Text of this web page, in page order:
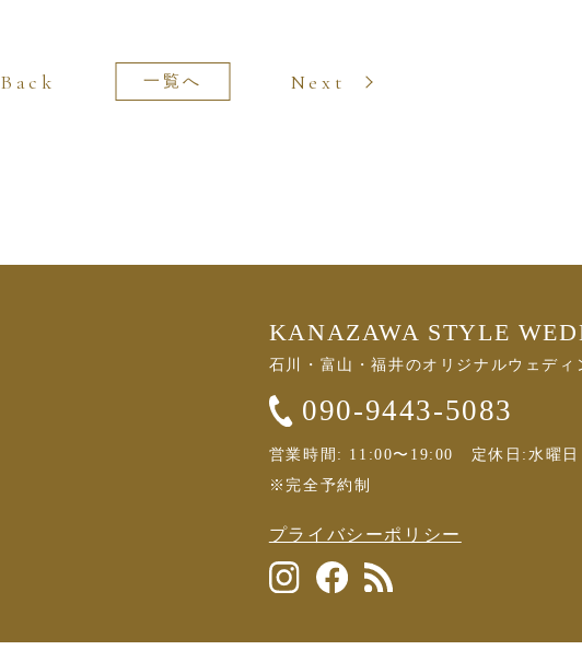
一覧へ
Back Next
KANAZAWA STYLE
石川・富山・福井のオリジナルウェデ
090-9443-5083
営業時間: 11:00〜19:00 定休日:水曜日
※完全予約制
プライバシーポリシー